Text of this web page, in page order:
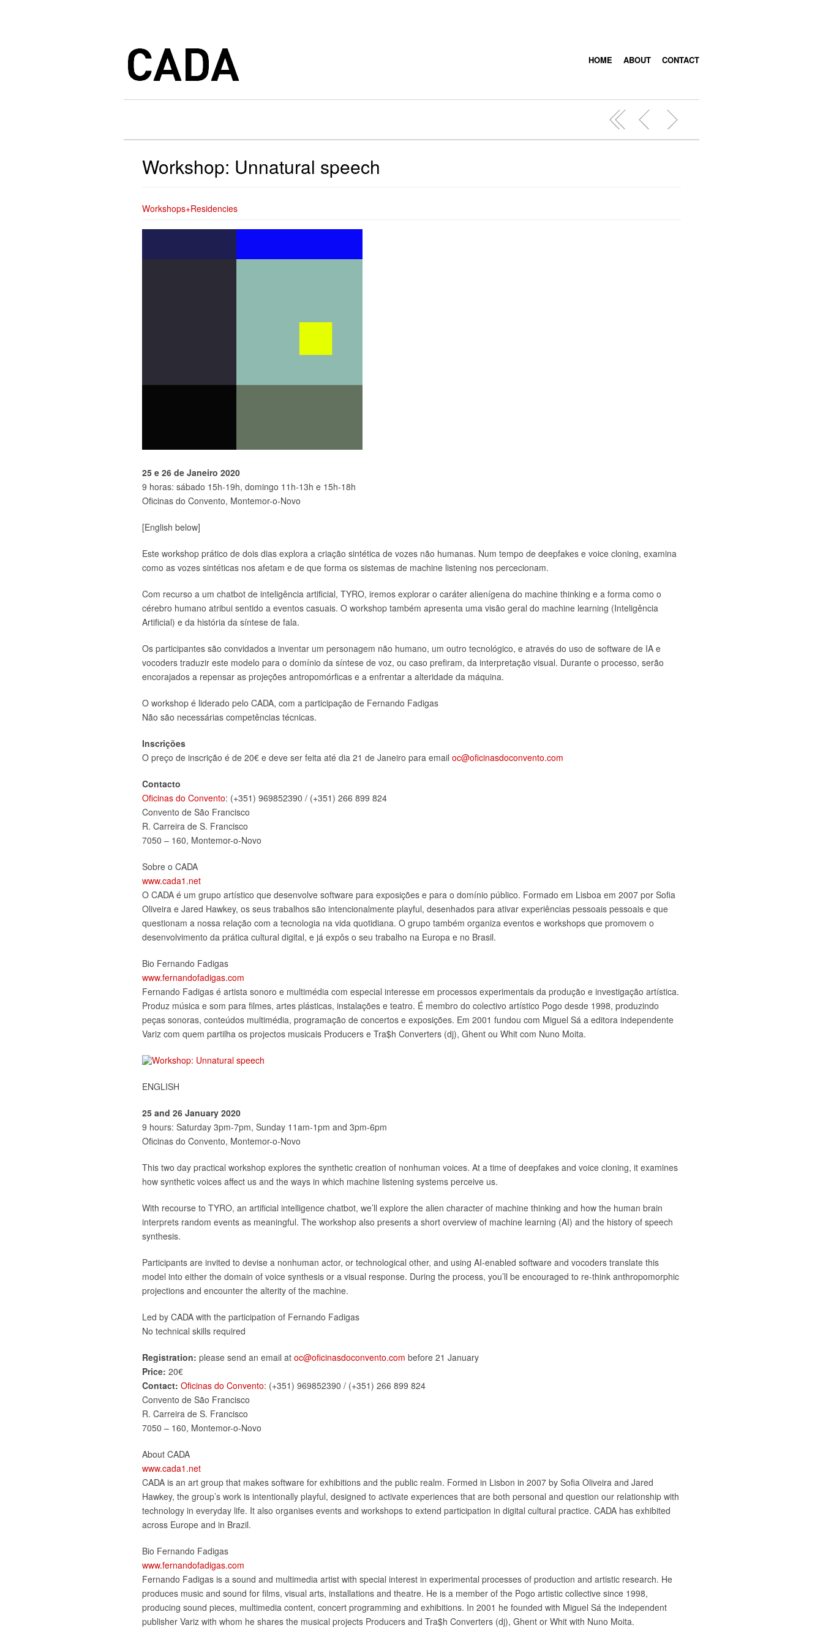
HOME ABOUT CONTACT
Workshop: Unnatural speech
Workshops+Residencies
25 e 26 de Janeiro 2020
9 horas: sábado 15h-19h, domingo 11h-13h e 15h-18h
Oficinas do Convento, Montemor-o-Novo
[English below]
Este workshop prático de dois dias explora a criação sintética de vozes não humanas. Num tempo de deepfakes e voice cloning, examina
como as vozes sintéticas nos afetam e de que forma os sistemas de machine listening nos percecionam.
Com recurso a um chatbot de inteligência artificial, TYRO, iremos explorar o caráter alienígena do machine thinking e a forma como o
cérebro humano atribui sentido a eventos casuais. O workshop também apresenta uma visão geral do machine learning (Inteligência
Artificial) e da história da síntese de fala.
Os participantes são convidados a inventar um personagem não humano, um outro tecnológico, e através do uso de software de IA e
vocoders traduzir este modelo para o domínio da síntese de voz, ou caso prefiram, da interpretação visual. Durante o processo, serão
encorajados a repensar as projeções antropomórficas e a enfrentar a alteridade da máquina.
O workshop é liderado pelo CADA, com a participação de Fernando Fadigas
Não são necessárias competências técnicas.
Inscrições
O preço de inscrição é de 20€ e deve ser feita até dia 21 de Janeiro para email oc@oficinasdoconvento.com
Contacto
Oficinas do Convento: (+351) 969852390 / (+351) 266 899 824
Convento de São Francisco
R. Carreira de S. Francisco
7050 – 160, Montemor-o-Novo
Sobre o CADA
www.cada1.net
O CADA é um grupo artístico que desenvolve software para exposições e para o domínio público. Formado em Lisboa em 2007 por Sofia
Oliveira e Jared Hawkey, os seus trabalhos são intencionalmente playful, desenhados para ativar experiências pessoais pessoais e que
questionam a nossa relação com a tecnologia na vida quotidiana. O grupo também organiza eventos e workshops que promovem o
desenvolvimento da prática cultural digital, e já expôs o seu trabalho na Europa e no Brasil.
Bio Fernando Fadigas
www.fernandofadigas.com
Fernando Fadigas é artista sonoro e multimédia com especial interesse em processos experimentais da produção e investigação artística.
Produz música e som para filmes, artes plásticas, instalações e teatro. É membro do colectivo artístico Pogo desde 1998, produzindo
peças sonoras, conteúdos multimédia, programação de concertos e exposições. Em 2001 fundou com Miguel Sá a editora independente
Variz com quem partilha os projectos musicais Producers e Tra$h Converters (dj), Ghent ou Whit com Nuno Moita.
ENGLISH
25 and 26 January 2020
9 hours: Saturday 3pm-7pm, Sunday 11am-1pm and 3pm-6pm
Oficinas do Convento, Montemor-o-Novo
This two day practical workshop explores the synthetic creation of nonhuman voices. At a time of deepfakes and voice cloning, it examines
how synthetic voices affect us and the ways in which machine listening systems perceive us.
With recourse to TYRO, an artificial intelligence chatbot, we’ll explore the alien character of machine thinking and how the human brain
interprets random events as meaningful. The workshop also presents a short overview of machine learning (AI) and the history of speech
synthesis.
Participants are invited to devise a nonhuman actor, or technological other, and using AI-enabled software and vocoders translate this
model into either the domain of voice synthesis or a visual response. During the process, you’ll be encouraged to re-think anthropomorphic
projections and encounter the alterity of the machine.
Led by CADA with the participation of Fernando Fadigas
No technical skills required
Registration: please send an email at oc@oficinasdoconvento.com before 21 January
Price: 20€
Contact: Oficinas do Convento: (+351) 969852390 / (+351) 266 899 824
Convento de São Francisco
R. Carreira de S. Francisco
7050 – 160, Montemor-o-Novo
About CADA
www.cada1.net
CADA is an art group that makes software for exhibitions and the public realm. Formed in Lisbon in 2007 by Sofia Oliveira and Jared
Hawkey, the group’s work is intentionally playful, designed to activate experiences that are both personal and question our relationship with
technology in everyday life. It also organises events and workshops to extend participation in digital cultural practice. CADA has exhibited
across Europe and in Brazil.
Bio Fernando Fadigas
www.fernandofadigas.com
Fernando Fadigas is a sound and multimedia artist with special interest in experimental processes of production and artistic research. He
produces music and sound for films, visual arts, installations and theatre. He is a member of the Pogo artistic collective since 1998,
producing sound pieces, multimedia content, concert programming and exhibitions. In 2001 he founded with Miguel Sá the independent
publisher Variz with whom he shares the musical projects Producers and Tra$h Converters (dj), Ghent or Whit with Nuno Moita.